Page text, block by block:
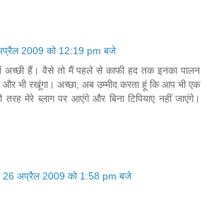
2009 को 12:19 pm बजे
अच्छी हैं। वैसे तो मैं पहले से काफी हद तक इनका पालन
भी रखूंगा। अच्छा, अब उम्मीद करता हूं कि आप भी एक
तरह मेरे ब्लाग पर आएंगे और बिना टिपियाए नहीं जाएंगे।
26 अप्रैल 2009 को 1:58 pm बजे